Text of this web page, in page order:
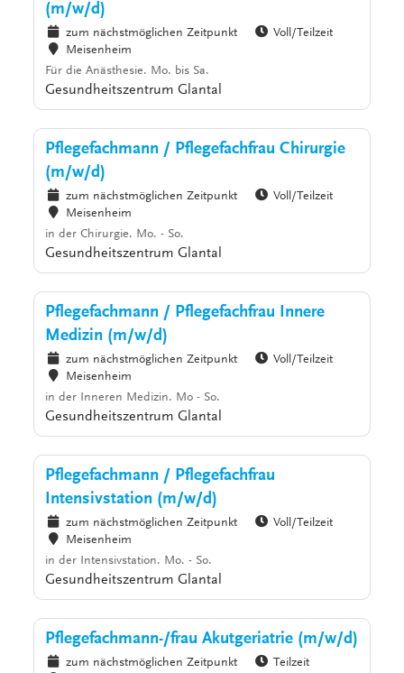
(m/w/d)
zum nächstmöglichen Zeitpunkt
Voll/Teilzeit
Meisenheim
Für die Anästhesie. Mo. bis Sa.
Gesundheitszentrum Glantal
Pflegefachmann / Pflegefachfrau Chirurgie
(m/w/d)
zum nächstmöglichen Zeitpunkt
Voll/Teilzeit
Meisenheim
in der Chirurgie. Mo. - So.
Gesundheitszentrum Glantal
Pflegefachmann / Pflegefachfrau Innere
Medizin (m/w/d)
zum nächstmöglichen Zeitpunkt
Voll/Teilzeit
Meisenheim
in der Inneren Medizin. Mo - So.
Gesundheitszentrum Glantal
Pflegefachmann / Pflegefachfrau
Intensivstation (m/w/d)
zum nächstmöglichen Zeitpunkt
Voll/Teilzeit
Meisenheim
in der Intensivstation. Mo. - So.
Gesundheitszentrum Glantal
Pflegefachmann-/frau Akutgeriatrie (m/w/d)
zum nächstmöglichen Zeitpunkt
Teilzeit